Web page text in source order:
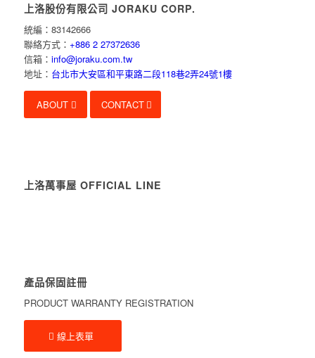
上洛股份有限公司 JORAKU CORP.
統編：83142666
聯絡方式： +886 2 27372636
信箱： info@joraku.com.tw
地址： 台北市大安區和平東路二段118巷2弄24號1樓
ABOUT CONTACT
上洛萬事屋 OFFICIAL LINE
產品保固註冊
PRODUCT WARRANTY REGISTRATION
線上表單